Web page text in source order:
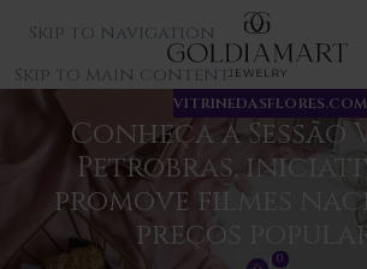
Skip to navigation
Skip to main content
VITRINEDASFLORES.COM
Conheça a
Petrobras,
promove filmes
preços
0